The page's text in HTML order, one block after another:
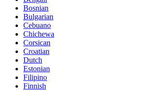
Bosnian
Bulgarian
Cebuano
Chichewa
Corsican
Croatian
Dutch
Estonian
Filipino
Finnish